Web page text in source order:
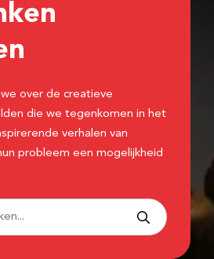
over de creatieve
die we tegenkomen in het
verhalen van
probleem een mogelijkheid